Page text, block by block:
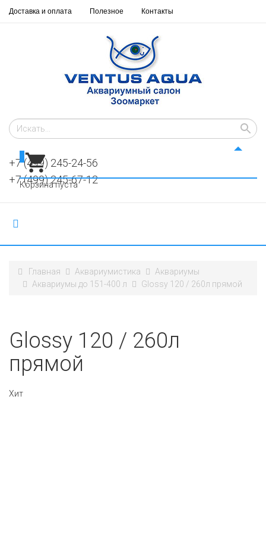
Доставка и оплата Полезное Контакты
+7 (499) 245-24-56
+7 (499) 245-67-12
Корзина пуста
Главная Аквариумистика
Аквариумы
Аквариумы до 151-400 л
Glossy 120 / 260л прямой
Glossy 120 / 260л
прямой
Хит